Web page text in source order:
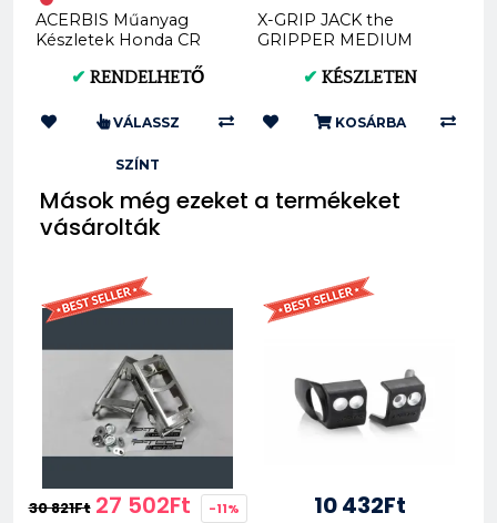
ACERBIS Műanyag
Készletek Honda CR
(Fekete * Standard) AC
✔ RENDELHETŐ
VÁLASSZ
SZÍNT
X-GRIP JACK the
GRIPPER MEDIUM
140/80-18 XG-2104
✔ KÉSZLETEN
KOSÁRBA
Mások még ezeket a termékeket
vásárolták
30 821Ft 27 502Ft -11% 10 432Ft